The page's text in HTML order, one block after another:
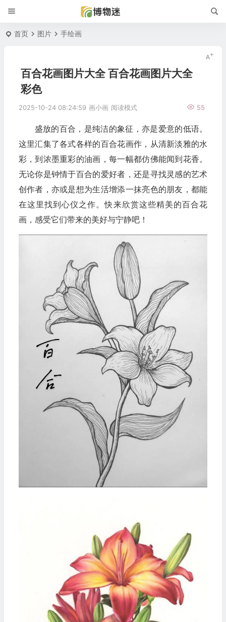
首页 图片 手绘画
百合花画图片大全 百合花画图片大全
彩色
2025-10-24 08:24:59 画小画 55
阅读模式
盛放的百合，是纯洁的象征，亦是爱意的低语。
这里汇集了各式各样的百合花画作，从清新淡雅的水
彩，到浓墨重彩的油画，每一幅都仿佛能闻到花香。
无论你是钟情于百合的爱好者，还是寻找灵感的艺术
创作者，亦或是想为生活增添一抹亮色的朋友，都能
在这里找到心仪之作。快来欣赏这些精美的百合花
画，感受它们带来的美好与宁静吧！